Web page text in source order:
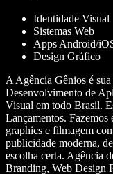
Identidade Visual
Sistemas Web
Apps Android/
Design Gráfico
A Agência Gênios é
Desenvolvimento de
Visual em todo Brasil.
Lançamentos.
graphics e filmagem
publicidade moderna,
escolha certa. Agência
Branding, Web Design